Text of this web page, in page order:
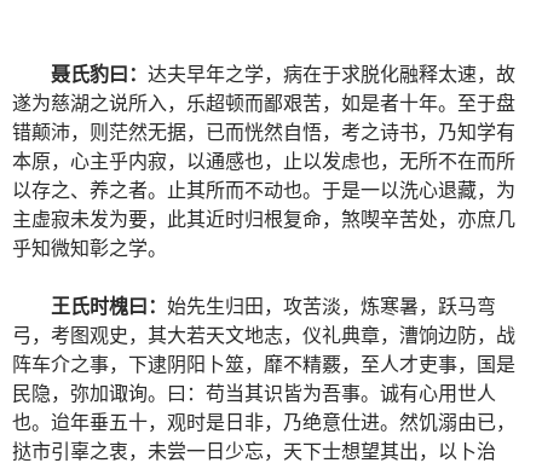
聂氏豹曰： 达夫早年之学，病在于求脱化融释太速，故
遂为慈湖之说所入，乐超顿而鄙艰苦，如是者十年。至于盘
错颠沛，则茫然无据，已而恍然自悟，考之诗书，乃知学有
本原，心主乎内寂，以通感也，止以发虑也，无所不在而所
以存之、养之者。止其所而不动也。于是一以洗心退藏，为
主虚寂未发为要，此其近时归根复命，煞喫辛苦处，亦庶几
乎知微知彰之学。
王氏时槐曰： 始先生归田，攻苦淡，炼寒暑，跃马弯
弓，考图观史，其大若天文地志，仪礼典章，漕饷边防，战
阵车介之事，下逮阴阳卜筮，靡不精覈，至人才吏事，国是
民隐，弥加诹询。曰：苟当其识皆为吾事。诚有心用世人
也。迨年垂五十，观时是日非，乃绝意仕进。然饥溺由已，
挞市引辜之衷，未尝一日少忘，天下士想望其出，以卜治